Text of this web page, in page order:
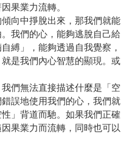
果業力流轉。
向中掙脫出來，那我們就能
我們的心，能夠逃脫自己給
縛」，能夠透過自我覺察，
是我們內心智慧的顯現。或
們無法直接描述什麼是「空
誤地使用我們的心，我們就
」背道而馳。如果我們正確
果業力而流轉，同時也可以